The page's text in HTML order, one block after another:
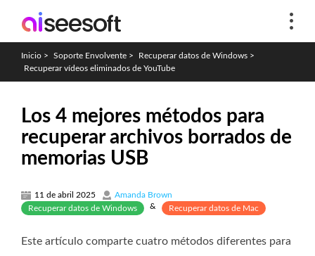
Inicio > Soporte Envolvente > Recuperar datos de Windows >
Recuperar vídeos eliminados de YouTube
Los 4 mejores métodos para
recuperar archivos borrados de
memorias USB
11 de abril 2025
Amanda Brown
Recuperar datos de Windows
& Recuperar datos de Mac
Este artículo comparte cuatro métodos diferentes para